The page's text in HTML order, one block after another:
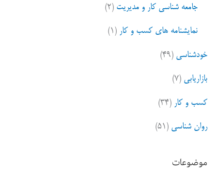
جامعه شناسی کار و مدیریت (۲)
نمایشنامه های کسب و کار (۱)
خودشناسی (۴۹)
بازاریابی (۷)
کسب و کار (۳۴)
روان شناسی (۵۱)
موضوعات